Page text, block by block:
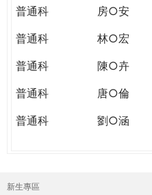
普通科
房○安
普通科
林○宏
普通科
陳○卉
普通科
唐○倫
普通科
劉○涵
新生專區